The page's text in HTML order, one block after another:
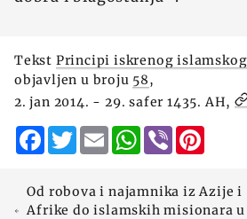
Tekst Principi iskrenog
objavljen u broju 58,
2. jan 2014. - 29. safer 1435. AH,
Facebook
TwitterEmailWhatsApp
Viber
Od robova i najamnika iz Azije i
Afrike do islamskih misionara u